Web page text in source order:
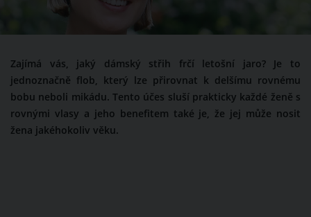
Zajímá vás, jaký dámský střih frčí letošní jaro? Je to
jednoznačně flob, který lze přirovnat k delšímu rovnému
bobu neboli mikádu. Tento účes sluší prakticky každé ženě s
rovnými vlasy a jeho benefitem také je, že jej může nosit
žena jakéhokoliv věku.